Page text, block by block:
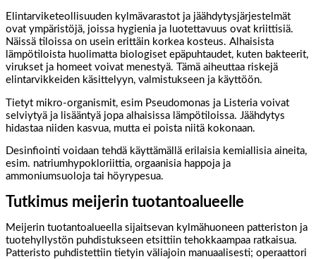
Elintarviketeollisuuden kylmävarastot ja jäähdytysjärjestelmät
ovat ympäristöjä, joissa hygienia ja luotettavuus ovat kriittisiä.
Näissä tiloissa on usein erittäin korkea kosteus. Alhaisista
lämpötiloista huolimatta biologiset epäpuhtaudet, kuten bakteerit,
virukset ja homeet voivat menestyä. Tämä aiheuttaa riskejä
elintarvikkeiden käsittelyyn, valmistukseen ja käyttöön.
Tietyt mikro-organismit, esim Pseudomonas ja Listeria voivat
selviytyä ja lisääntyä jopa alhaisissa lämpötiloissa. Jäähdytys
hidastaa niiden kasvua, mutta ei poista niitä kokonaan.
Desinfiointi voidaan tehdä käyttämällä erilaisia kemiallisia aineita,
esim. natriumhypokloriittia, orgaanisia happoja ja
ammoniumsuoloja tai höyrypesua.
Tutkimus meijerin tuotantoalueelle
Meijerin tuotantoalueella sijaitsevan kylmähuoneen patteriston ja
tuotehyllystön puhdistukseen etsittiin tehokkaampaa ratkaisua.
Patteristo puhdistettiin tietyin väliajoin manuaalisesti; operaattori